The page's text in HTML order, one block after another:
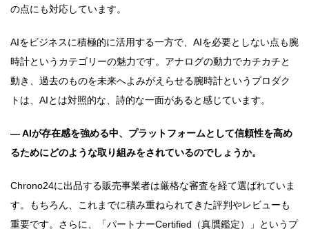
の点にも対応しています。
AIをビジネスに積極的に活用する一方で、AIを必要としない点も腕
時計というカテゴリーの魅力です。アナログの動力でカチカチと
動き、過去のものを未来へよみがえらせる腕時計というプロダク
トは、AIとは対照的な、詩的な一面があると感じています。
― AIが存在感を強める中、プラットフォームとして信頼性を高め
るためにどのような取り組みをされているのでしょうか。
Chrono24に出品する販売事業者は厳格な審査を経て選ばれていま
す。もちろん、これまでに積み重ねられてきた評判やレビューも
重要です。さらに、「パートナーCertified（真贋鑑定）」というプ